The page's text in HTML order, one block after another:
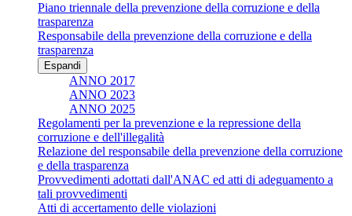
Piano triennale della prevenzione della corruzione e della
trasparenza
Responsabile della prevenzione della corruzione e della
trasparenza
Espandi
ANNO 2017
ANNO 2023
ANNO 2025
Regolamenti per la prevenzione e la repressione della
corruzione e dell'illegalità
Relazione del responsabile della prevenzione della corruzione
e della trasparenza
Provvedimenti adottati dall'ANAC ed atti di adeguamento a
tali provvedimenti
Atti di accertamento delle violazioni